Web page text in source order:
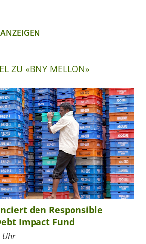
ZU «BNY MELLON»
den Responsible
Impact Fund
Uhr